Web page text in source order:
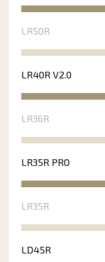
LR50R
LR40R V2.0
LR36R
LR35R PRO
LR35R
LD45R